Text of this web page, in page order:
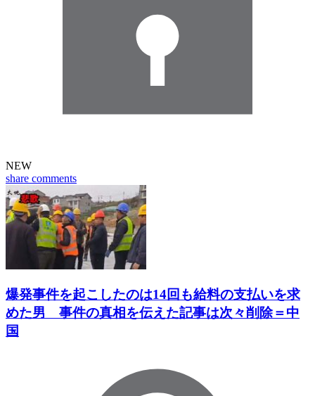
NEW
share comments
爆発事件を起こしたのは14回も給料の支払いを求
めた男 事件の真相を伝えた記事は次々削除＝中
国